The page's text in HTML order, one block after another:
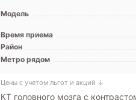
Модель
Время приема
Район
Метро рядом
Цены с учетом льгот и акций ↓
КТ головного мозга с